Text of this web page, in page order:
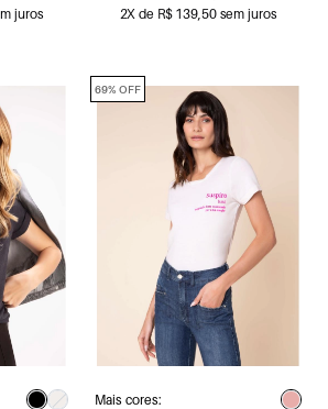
juros 2X de R$ 139,50 sem juros
Mais cores:
69% OFF